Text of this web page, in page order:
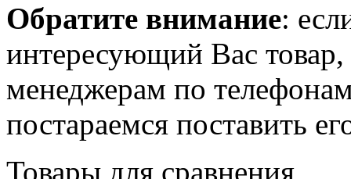
Обратите внимание:
интересующий Вас
менеджерам по
постараемся поставить
Товары для сравнения